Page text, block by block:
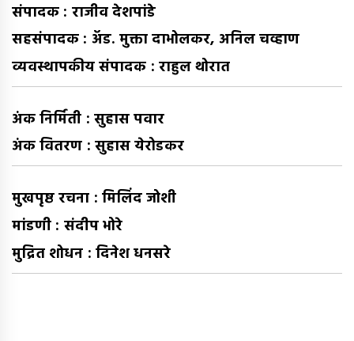
संपादक : राजीव देशपांडे
सहसंपादक : अ‍ॅड. मुक्ता दाभोलकर, अनिल चव्हाण
व्यवस्थापकीय संपादक : राहुल थोरात
अंक निर्मिती : सुहास पवार
अंक वितरण : सुहास येरोडकर
मुखपृष्ठ रचना : मिलिंद जोशी
मांडणी : संदीप भोरे
मुद्रित शोधन : दिनेश धनसरे